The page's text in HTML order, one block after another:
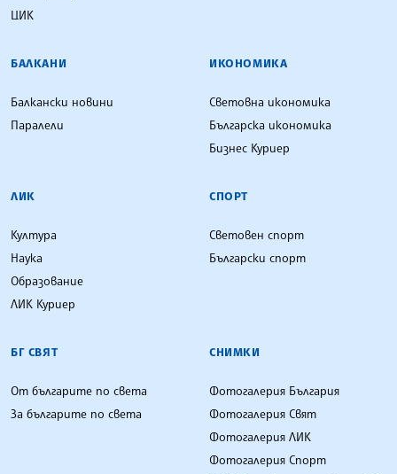
ЦИК
БАЛКАНИ
Балкански новини
Паралели
ИКОНОМИКА
Световна икономика
Българска икономика
Бизнес Куриер
ЛИК
Култура
Наука
Образование
ЛИК Куриер
СПОРТ
Световен спорт
Български спорт
БГ СВЯТ
От българите по света
За българите по света
СНИМКИ
Фотогалерия България
Фотогалерия Свят
Фотогалерия ЛИК
Фотогалерия Спорт